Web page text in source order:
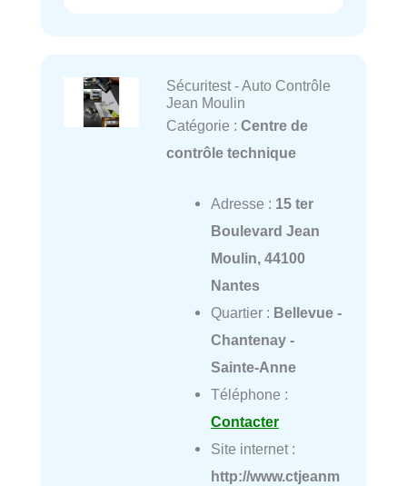
Sécuritest - Auto Contrôle
Jean Moulin
Catégorie : Centre de
contrôle technique
Adresse : 15 ter
Boulevard Jean
Moulin, 44100
Nantes
Quartier : Bellevue -
Chantenay -
Sainte-Anne
Téléphone :
Contacter
Site internet :
http://www.ctjeanm